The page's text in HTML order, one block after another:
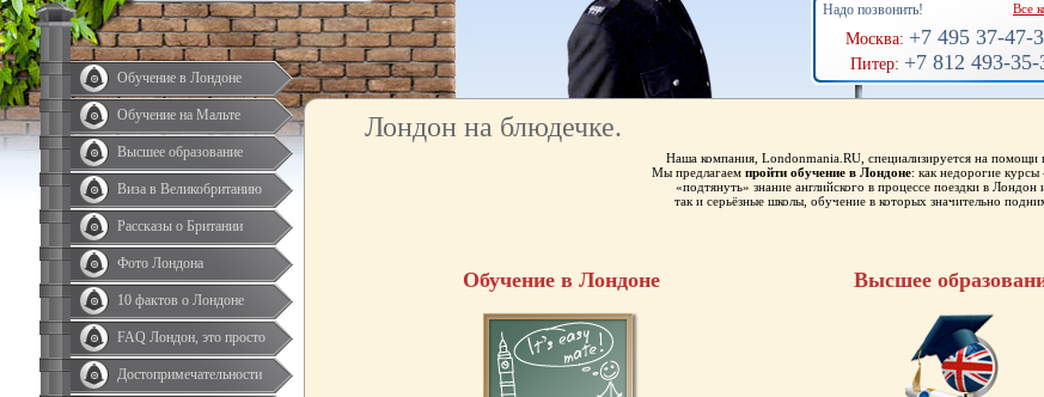
Обучение в Лондоне
Обучение на Мальте
Высшее образование
Виза в Великобританию
Рассказы о Британии
Фото Лондона
10 фактов о Лондоне
FAQ Лондон, это просто
Достопримечательности
Надо позвонить! Все
Москва: +7 495 37-47-
Питер: +7 812 493-35-
Лондон на блюдечке.
Наша компания, Londonmania.RU, специализируется на помощи
Мы предлагаем пройти обучение в Лондоне: как недорогие
«подтянуть» знание английского в процессе поездки в
так и серьёзные школы, обучение в которых значительно
Обучение в Лондоне Высшее